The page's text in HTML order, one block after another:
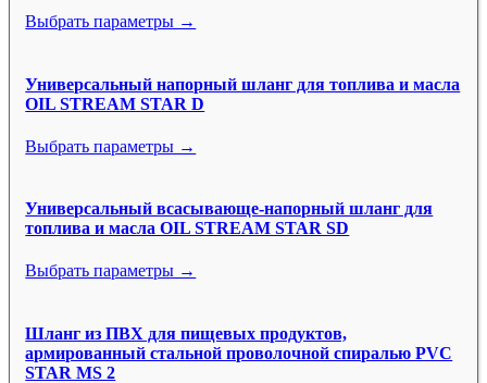
Выбрать параметры →
Универсальный напорный шланг для топлива и масла
OIL STREAM STAR D
Выбрать параметры →
Универсальный всасывающе-напорный шланг для
топлива и масла OIL STREAM STAR SD
Выбрать параметры →
Шланг из ПВХ для пищевых продуктов,
армированный стальной проволочной спиралью PVC
STAR MS 2